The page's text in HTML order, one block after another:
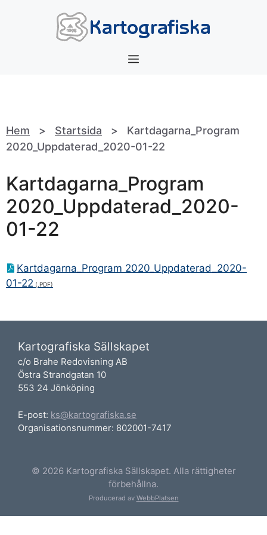
Meny
Hem > Startsida > Kartdagarna_Program
2020_Uppdaterad_2020-01-22
Kartdagarna_Program
2020_Uppdaterad_2020-
01-22
Kartdagarna_Program 2020_Uppdaterad_2020-
01-22
Kartografiska Sällskapet
c/o Brahe Redovisning AB
Östra Strandgatan 10
553 24 Jönköping
E-post: ks@kartografiska.se
Organisationsnummer: 802001-7417
© 2026 Kartografiska Sällskapet. Alla rättigheter
förbehållna.
Producerad av WebbPlatsen